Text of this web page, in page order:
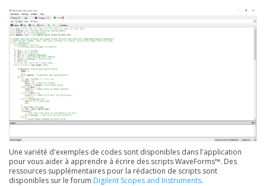
Une variété d'exemples de codes sont disponibles dans l'application
pour vous aider à apprendre à écrire des scripts WaveForms™. Des
ressources supplémentaires pour la rédaction de scripts sont
disponibles sur le forum Digilent Scopes and Instruments.